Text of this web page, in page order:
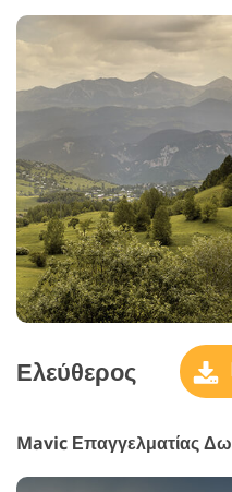
Ελεύθερος
Mavic Επαγγελματίας